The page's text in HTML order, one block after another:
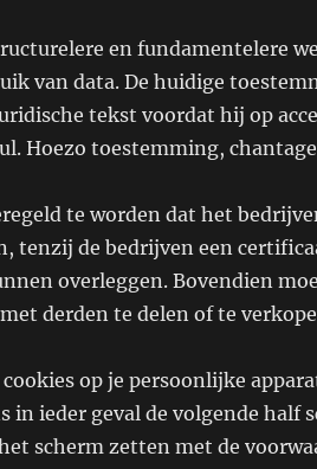
en fundamentelere
van data. De huidige
tekst voordat hij op
Hoezo toestemming,
te worden dat het
tenzij de bedrijven een
overleggen. Bovendien
derden te delen of te
op je persoonlijke
in ieder geval de volgende half
scherm zetten met de